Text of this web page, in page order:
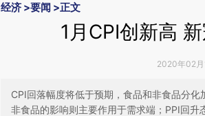
经济 >要闻 >正文
1月CPI创新高
2020年02月
CPI回落幅度将低于预期，食品和非食品分
非食品的影响则主要作用于需求端；PPI回升